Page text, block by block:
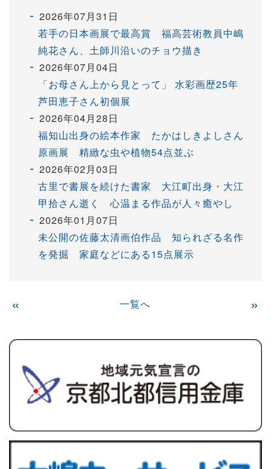
2026年07月31日
若手の日本画展で最高賞 福高芸術教員中嶋
純花さん、土師川沿いのチョウ描き
2026年07月04日
「お母さん上から見とって」 水彩画歴25年
芦田恵子さん初個展
2026年04月28日
福知山出身の絵本作家 たかはしきよしさん
原画展 精緻な虫や植物54点並ぶ
2026年02月03日
古里で書展を続けた書家 大江町出身・大江
甲拾さん逝く 心温まる作品が人々癒やし
2026年01月07日
未公開の佐藤太清画伯作品 知られざる名作
を発掘 家庭などにある15点展示
« 一覧へ